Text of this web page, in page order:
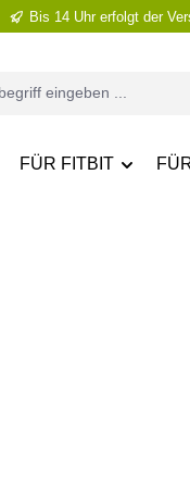
Bis 14 Uhr erfolgt der
FÜR FITBIT